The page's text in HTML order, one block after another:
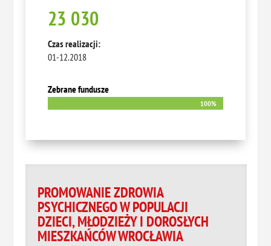
23 030
Czas realizacji:
01-12.2018
Zebrane fundusze
100%
100%
PROMOWANIE ZDROWIA
PSYCHICZNEGO W POPULACJI
DZIECI, MŁODZIEŻY I DOROSŁYCH
MIESZKAŃCÓW WROCŁAWIA